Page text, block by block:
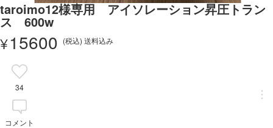
taroimo12様専用 アイソレーション昇圧トラン
ス 600w
¥15600 (税込) 送料込み
34
コメント